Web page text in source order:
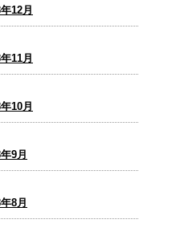
12月
11月
10月
9月
8月